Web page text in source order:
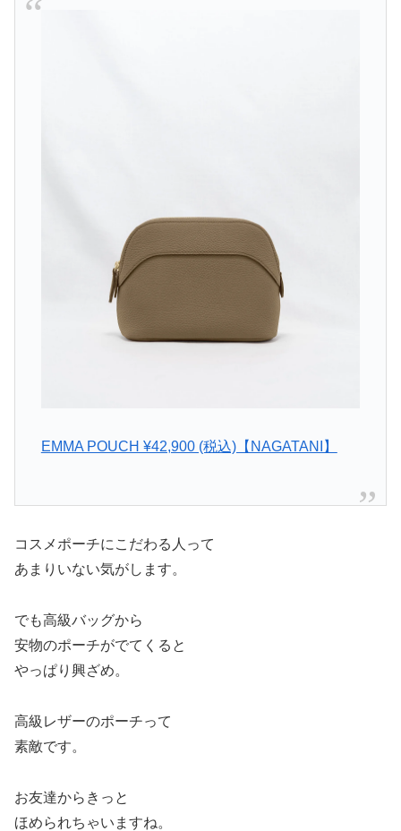
EMMA POUCH ¥42,900 (税込)【NAGATANI】
コスメポーチにこだわる人って
あまりいない気がします。
でも高級バッグから
安物のポーチがでてくると
やっぱり興ざめ。
高級レザーのポーチって
素敵です。
お友達からきっと
ほめられちゃいますね。